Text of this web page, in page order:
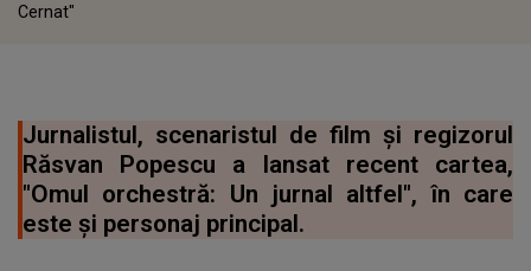
Cernat"
Jurnalistul, scenaristul de film și regizorul
Răsvan Popescu a lansat recent cartea,
"Omul orchestră: Un jurnal altfel", în care
este și personaj principal.